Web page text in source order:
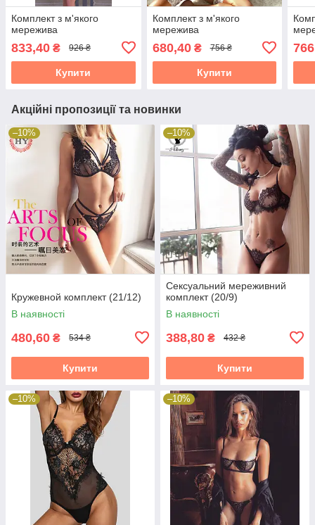
Комплект з м'якого
мережива
833,40 ₴ 926 ₴
Купити
Комплект з м'якого
мережива
680,40₴ 756 ₴
Купити
Акційні пропозиції та новинки
–10%
Кружевной комплект (21/12)
В наявності
480,60 ₴ 534 ₴
Купити
–10%
Сексуальний мереживний
комплект (20/9)
В наявності
388,80 ₴ 432 ₴
Купити
–10% –10%